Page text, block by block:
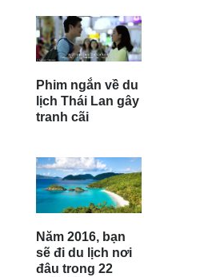
Phim ngắn về du
lịch Thái Lan gây
tranh cãi
Năm 2016, bạn
sẽ đi du lịch nơi
đâu trong 22